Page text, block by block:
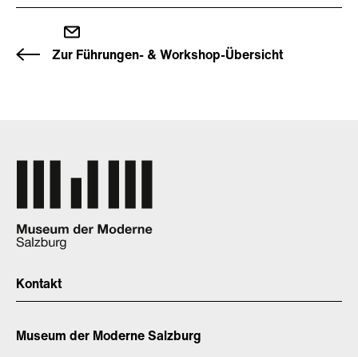
Zur Führungen- & Workshop-Übersicht
Kontakt
Museum der Moderne Salzburg